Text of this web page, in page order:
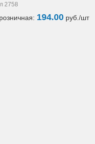
2758
194.00 pуб./шт